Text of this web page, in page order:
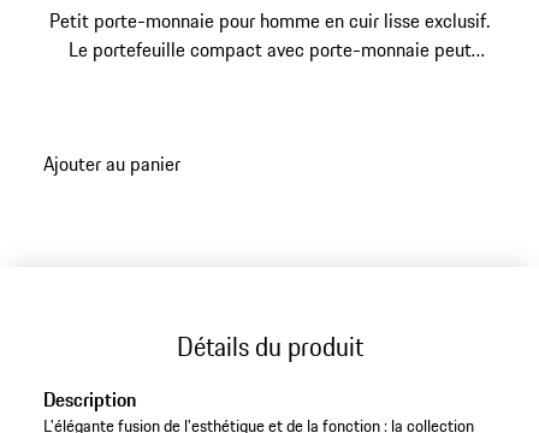
Petit porte-monnaie pour homme en cuir lisse exclusif.
Le portefeuille compact avec porte-monnaie peut
Ajouter au panier
Détails du produit
Description
L'élégante fusion de l'esthétique et de la fonction : la collection